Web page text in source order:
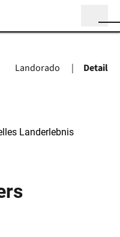
Detail
Landerlebnis